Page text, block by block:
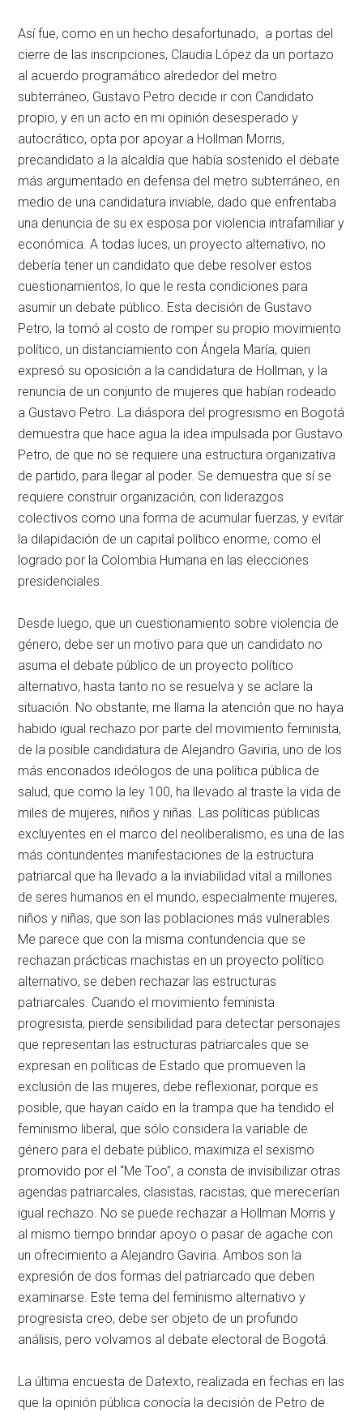
Así fue, como en un hecho desafortunado, a portas del
cierre de las inscripciones, Claudia López da un portazo
al acuerdo programático alrededor del metro
subterráneo, Gustavo Petro decide ir con Candidato
propio, y en un acto en mi opinión desesperado y
autocrático, opta por apoyar a Hollman Morris,
precandidato a la alcaldía que había sostenido el debate
más argumentado en defensa del metro subterráneo, en
medio de una candidatura inviable, dado que enfrentaba
una denuncia de su ex esposa por violencia intrafamiliar y
económica. A todas luces, un proyecto alternativo, no
debería tener un candidato que debe resolver estos
cuestionamientos, lo que le resta condiciones para
asumir un debate público. Esta decisión de Gustavo
Petro, la tomó al costo de romper su propio movimiento
político, un distanciamiento con Ángela María, quien
expresó su oposición a la candidatura de Hollman, y la
renuncia de un conjunto de mujeres que habían rodeado
a Gustavo Petro. La diáspora del progresismo en Bogotá
demuestra que hace agua la idea impulsada por Gustavo
Petro, de que no se requiere una estructura organizativa
de partido, para llegar al poder. Se demuestra que sí se
requiere construir organización, con liderazgos
colectivos como una forma de acumular fuerzas, y evitar
la dilapidación de un capital político enorme, como el
logrado por la Colombia Humana en las elecciones
presidenciales.
Desde luego, que un cuestionamiento sobre violencia de
género, debe ser un motivo para que un candidato no
asuma el debate público de un proyecto político
alternativo, hasta tanto no se resuelva y se aclare la
situación. No obstante, me llama la atención que no haya
habido igual rechazo por parte del movimiento feminista,
de la posible candidatura de Alejandro Gaviria, uno de los
más enconados ideólogos de una política pública de
salud, que como la ley 100, ha llevado al traste la vida de
miles de mujeres, niños y niñas. Las políticas públicas
excluyentes en el marco del neoliberalismo, es una de las
más contundentes manifestaciones de la estructura
patriarcal que ha llevado a la inviabilidad vital a millones
de seres humanos en el mundo, especialmente mujeres,
niños y niñas, que son las poblaciones más vulnerables.
Me parece que con la misma contundencia que se
rechazan prácticas machistas en un proyecto político
alternativo, se deben rechazar las estructuras
patriarcales. Cuando el movimiento feminista
progresista, pierde sensibilidad para detectar personajes
que representan las estructuras patriarcales que se
expresan en políticas de Estado que promueven la
exclusión de las mujeres, debe reflexionar, porque es
posible, que hayan caído en la trampa que ha tendido el
feminismo liberal, que sólo considera la variable de
género para el debate público, maximiza el sexismo
promovido por el “Me Too”, a consta de invisibilizar otras
agendas patriarcales, clasistas, racistas, que merecerían
igual rechazo. No se puede rechazar a Hollman Morris y
al mismo tiempo brindar apoyo o pasar de agache con
un ofrecimiento a Alejandro Gaviria. Ambos son la
expresión de dos formas del patriarcado que deben
examinarse. Este tema del feminismo alternativo y
progresista creo, debe ser objeto de un profundo
análisis, pero volvamos al debate electoral de Bogotá.
La última encuesta de Datexto, realizada en fechas en las
que la opinión pública conocía la decisión de Petro de